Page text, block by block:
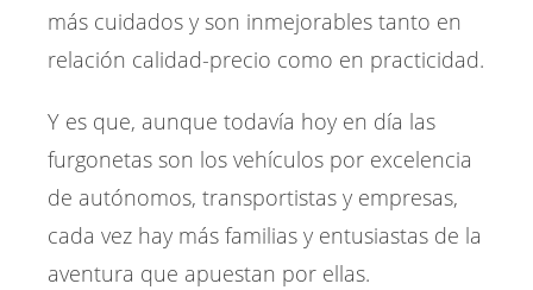
más cuidados y son inmejorables tanto en
relación calidad-precio como en practicidad.
Y es que, aunque todavía hoy en día las
furgonetas son los vehículos por excelencia
de autónomos, transportistas y empresas,
cada vez hay más familias y entusiastas de la
aventura que apuestan por ellas.